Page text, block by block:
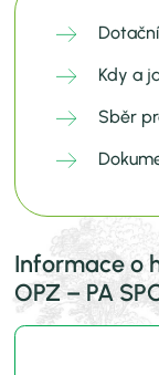
Kdy a
Sběr
Informace o
OPZ – PA